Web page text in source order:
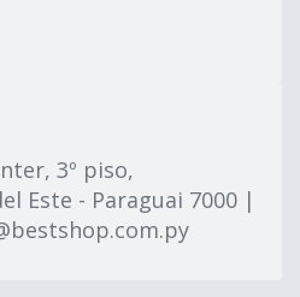
3º piso,
Este - Paraguai 7000 |